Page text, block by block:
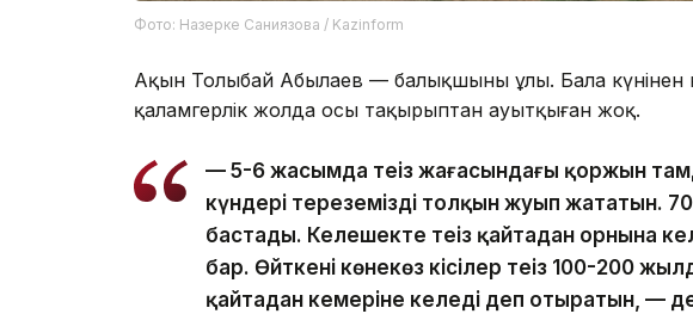
Фото: Назерке Саниязова / Kazinform
Ақын Толыбай Абылаев — балықшының ұлы. Бала күнінен
қаламгерлік жолда осы тақырыптан ауытқыған жоқ.
— 5-6 жасымда теңіз жағасындағы қоржын
күндері тереземізді толқын жуып жататын.
бастады. Келешекте теңіз қайтадан орнына
бар. Өйткені көнекөз кісілер теңіз 100-200
қайтадан кемеріне келеді деп отыратын, —